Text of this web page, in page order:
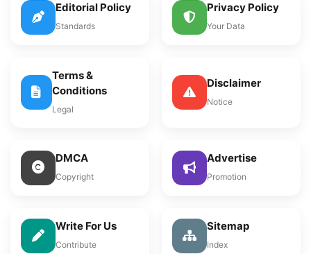
Editorial Policy
Standards
Privacy Policy
Your Data
Terms &
Conditions
Legal
Disclaimer
Notice
DMCA
Copyright
Advertise
Promotion
Write For Us
Contribute
Sitemap
Index